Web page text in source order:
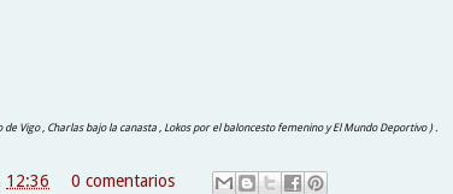
Vigo , Charlas bajo la canasta , Lokos por el baloncesto femenino y El Mundo Deportivo ) .
12:36 0 comentarios